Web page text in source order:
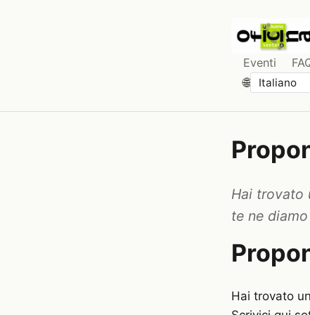
Eventi
🌐
Hai trovato
te ne
Hai trovato un